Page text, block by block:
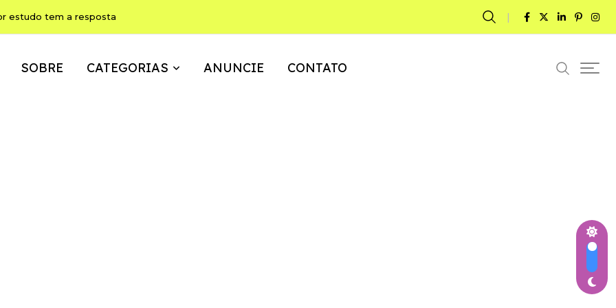
estudo tem a resposta
SOBRE CATEGORIAS ANUNCIE CONTATO